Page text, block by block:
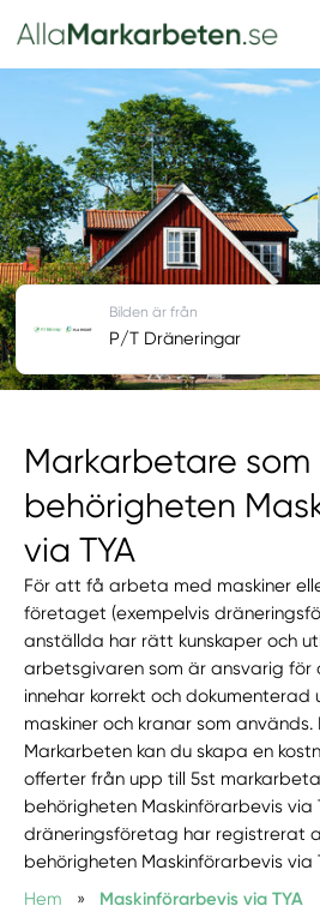
Markarbetare som
behörigheten
via TYA
För att få arbeta med maskiner
företaget (exempelvis
anställda har rätt kunskaper och
arbetsgivaren som är ansvarig
innehar korrekt och dokumenterad
maskiner och kranar som används.
Markarbeten kan du skapa en
offerter från upp till 5st
behörigheten Maskinförarbevis via
dräneringsföretag har registrerat
behörigheten Maskinförarbevis via
Hem
» Maskinförarbevis via TYA
Bilden är från
P/T Dräneringar